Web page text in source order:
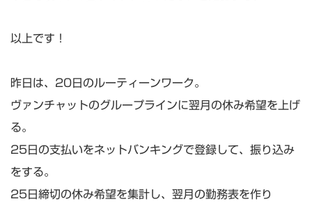
以上です！
昨日は、20日のルーティーンワーク。
ヴァンチャットのグループラインに翌月の休み希望を上げ
る。
25日の支払いをネットバンキングで登録して、振り込み
をする。
25日締切の休み希望を集計し、翌月の勤務表を作り